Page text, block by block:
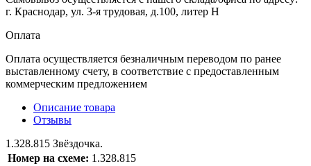
г. Краснодар, ул. 3-я трудовая, д.100, литер Н
Оплата
Оплата осуществляется безналичным переводом по ранее
выставленному счету, в соответствие с предоставленным
коммерческим предложением
Описание товара
Отзывы
1.328.815 Звёздочка.
Номер на схеме: 1.328.815